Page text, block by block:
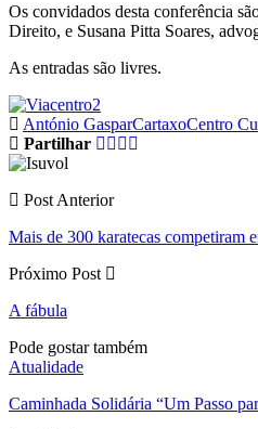
Os convidados desta conferência
Direito, e Susana Pitta Soares,
As entradas são livres.
António GasparCartaxoCentro
Partilhar
Post Anterior
Mais de 300 karatecas competiram
Próximo Post
A fábula
Pode gostar também
Atualidade
Caminhada Solidária “Um Passo